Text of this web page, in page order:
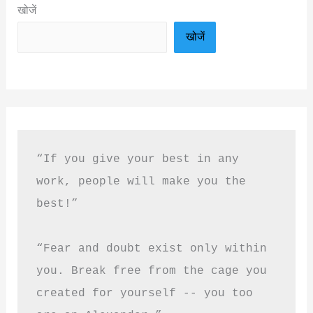
खोजें
खोजें
“If you give your best in any
work, people will make you the
best!”
“Fear and doubt exist only within
you. Break free from the cage you
created for yourself -- you too